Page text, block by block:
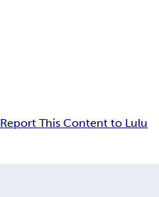
Report This Content to Lulu